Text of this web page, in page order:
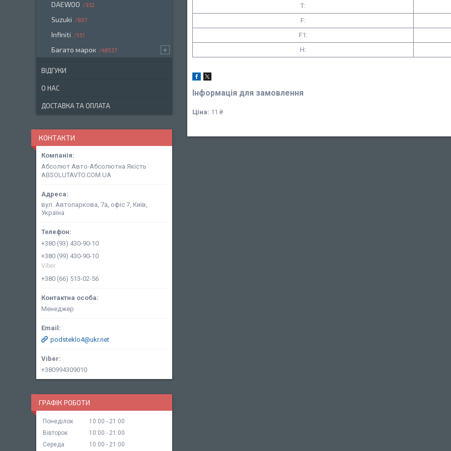
T:
F:
F1:
H:
Інформація для замовлення
Ціна: 11 ₴
DAEWOO 332
Suzuki 807
Infiniti 551
Багато марок 48537
ВІДГУКИ
О НАС
ДОСТАВКА ТА ОПЛАТА
КОНТАКТИ
Абсолют Авто-Абсолютна Якість
ABSOLUTAVTO.COM.UA
вул. Автопаркова, 7а, офіс 7, Київ,
Україна
+380 (93) 430-90-10
+380 (99) 430-90-10
Viber
+380 (66) 513-02-56
Менеджер
podsteklo4@ukr.net
+380994309010
ГРАФІК РОБОТИ
Понеділок 10:00
21:00
Вівторок
10:00
21:00
Середа
10:00 21:00